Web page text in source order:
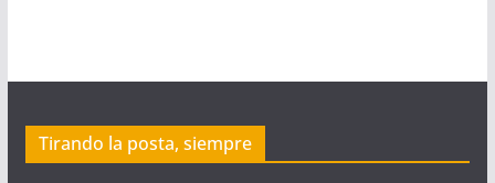
Tirando la posta, siempre